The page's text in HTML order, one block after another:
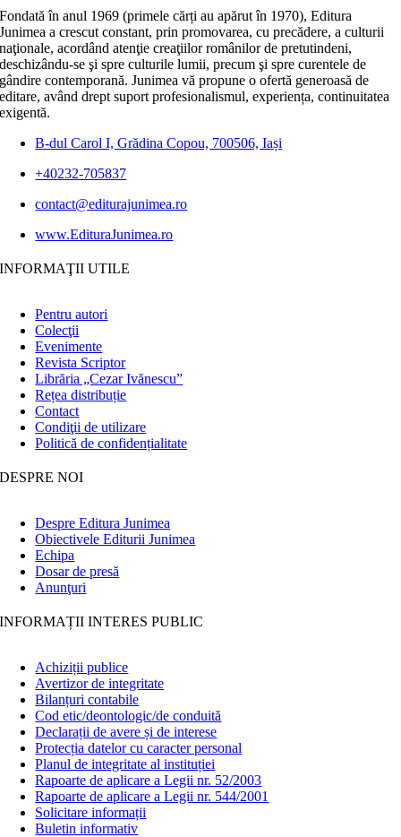
Fondată în anul 1969 (primele cărți au apărut în 1970), Editura
Junimea a crescut constant, prin promovarea, cu precădere, a culturii
naţionale, acordând atenţie creaţiilor românilor de pretutindeni,
deschizându-se şi spre culturile lumii, precum şi spre curentele de
gândire contemporană. Junimea vă propune o ofertă generoasă de
editare, având drept suport profesionalismul, experiența, continuitatea
exigentă.
B-dul Carol I, Grădina Copou, 700506, Iași
+40232-705837
contact@editurajunimea.ro
www.EdituraJunimea.ro
INFORMAŢII UTILE
Pentru autori
Colecţii
Evenimente
Revista Scriptor
Librăria „Cezar Ivănescu”
Rețea distribuție
Contact
Condiţii de utilizare
Politică de confidențialitate
DESPRE NOI
Despre Editura Junimea
Obiectivele Editurii Junimea
Echipa
Dosar de presă
Anunţuri
INFORMAȚII INTERES PUBLIC
Achiziții publice
Avertizor de integritate
Bilanțuri contabile
Cod etic/deontologic/de conduită
Declarații de avere și de interese
Protecția datelor cu caracter personal
Planul de integritate al instituției
Rapoarte de aplicare a Legii nr. 52/2003
Rapoarte de aplicare a Legii nr. 544/2001
Solicitare informații
Buletin informativ